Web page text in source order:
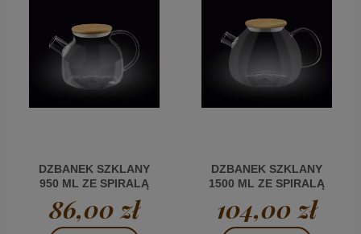
DZBANEK SZKLANY
950 ML ZE SPIRALĄ
86,00 zł
DZBANEK SZKLANY
1500 ML ZE SPIRALĄ
104,00 zł